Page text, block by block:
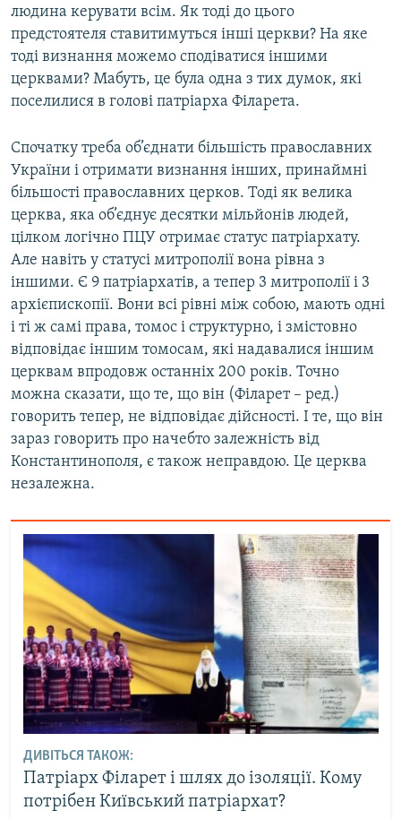
людина керувати всім. Як тоді до цього
предстоятеля ставитимуться інші церкви? На яке
тоді визнання можемо сподіватися іншими
церквами? Мабуть, це була одна з тих думок, які
поселилися в голові патріарха Філарета.
Спочатку треба об’єднати більшість православних
України і отримати визнання інших, принаймні
більшості православних церков. Тоді як велика
церква, яка об’єднує десятки мільйонів людей,
цілком логічно ПЦУ отримає статус патріархату.
Але навіть у статусі митрополії вона рівна з
іншими. Є 9 патріархатів, а тепер 3 митрополії і 3
архієпископії. Вони всі рівні між собою, мають одні
і ті ж самі права, томос і структурно, і змістовно
відповідає іншим томосам, які надавалися іншим
церквам впродовж останніх 200 років. Точно
можна сказати, що те, що він (Філарет – ред.)
говорить тепер, не відповідає дійсності. І те, що він
зараз говорить про начебто залежність від
Константинополя, є також неправдою. Це церква
незалежна.
ДИВІТЬСЯ ТАКОЖ:
Патріарх Філарет і шлях до ізоляції. Кому
потрібен Київський патріархат?